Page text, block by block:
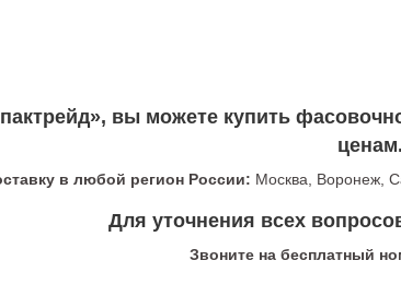
вы можете купить
ценам.
в любой регион России: Москва, Воронеж,
Для уточнения всех
Звоните на бесплатный